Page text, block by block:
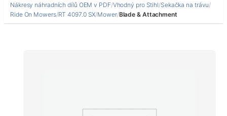
Nákresy náhradních dílů OEM v PDF/Vhodný pro Stihl/Sekačka na trávu/
Ride On Mowers/RT 4097.0 SX/Mower/Blade & Attachment